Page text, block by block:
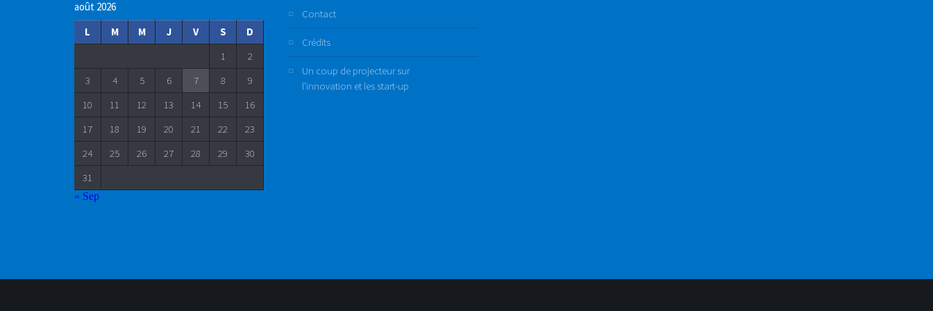
août 2026
L
M M J V S
D
1
2
3
4 5 6 7 8
9
10
11 12 13 14 15
16
17
18 19 20 21 22
23
24
25 26 27 28 29
30
31
« Sep
Contact
Crédits
Un coup de projecteur sur
l’innovation et les start-up